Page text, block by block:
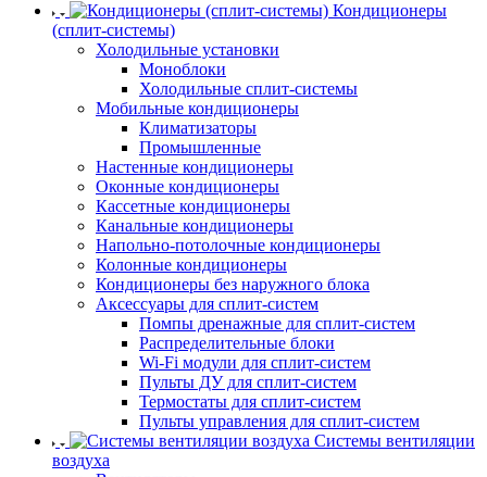
Кондиционеры
(сплит-системы)
Холодильные установки
Моноблоки
Холодильные сплит-системы
Мобильные кондиционеры
Климатизаторы
Промышленные
Настенные кондиционеры
Оконные кондиционеры
Кассетные кондиционеры
Канальные кондиционеры
Напольно-потолочные кондиционеры
Колонные кондиционеры
Кондиционеры без наружного блока
Аксессуары для сплит-систем
Помпы дренажные для сплит-систем
Распределительные блоки
Wi-Fi модули для сплит-систем
Пульты ДУ для сплит-систем
Термостаты для сплит-систем
Пульты управления для сплит-систем
Системы вентиляции
воздуха